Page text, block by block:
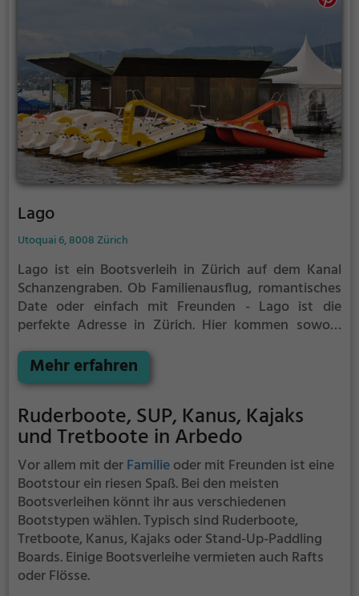
Lago
Utoquai 6, 8008 Zürich
Lago ist ein Bootsverleih in Zürich auf dem Kanal
Schanzengraben. Ob Familienausflug, romantisches
Date oder einfach mit Freunden - Lago ist die
perfekte Adresse in Zürich. Hier kommen sowohl
Wasserratten auf ihre Kosten.
Mehr erfahren
Ruderboote, SUP, Kanus, Kajaks
und Tretboote in Arbedo
Vor allem mit derFamilieoder mit Freunden ist eine
Bootstour ein riesen Spaß. Bei den meisten
Bootsverleihen könnt ihr aus verschiedenen
Bootstypen wählen. Typisch sind Ruderboote,
Tretboote, Kanus, Kajaks oder Stand-Up-Paddling
Boards. Einige Bootsverleihe vermieten auch Rafts
oder Flösse.